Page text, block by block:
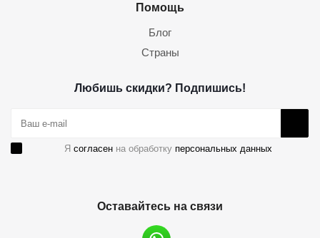
Помощь
Блог
Страны
Любишь скидки? Подпишись!
Я согласен на обработку персональных данных
Оставайтесь на связи